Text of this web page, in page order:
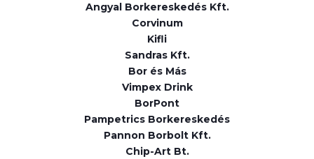
Angyal Borkereskedés Kft.
Corvinum
Kifli
Sandras Kft.
Bor és Más
Vimpex Drink
BorPont
Pampetrics Borkereskedés
Pannon Borbolt Kft.
Chip-Art Bt.